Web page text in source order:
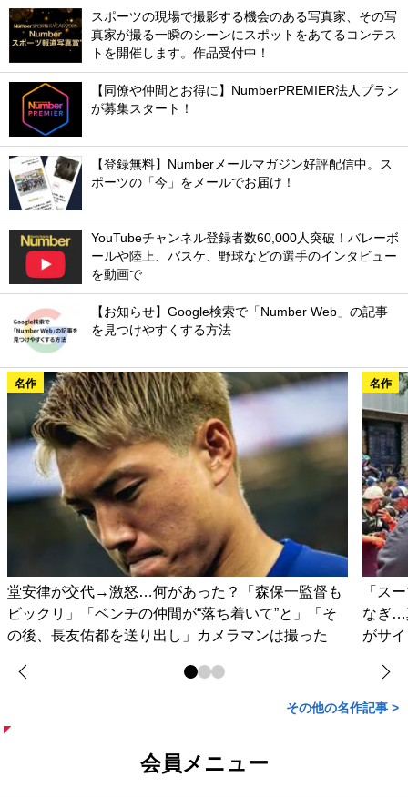
スポーツの現場で撮影する機会のある写真家、その写
真家が撮る一瞬のシーンにスポットをあてるコンテス
トを開催します。作品受付中！
【同僚や仲間とお得に】NumberPREMIER法人プラン
が募集スタート！
【登録無料】Numberメールマガジン好評配信中。ス
ポーツの「今」をメールでお届け！
YouTubeチャンネル登録者数60,000人突破！バレーボ
ールや陸上、バスケ、野球などの選手のインタビュー
を動画で
【お知らせ】Google検索で「Number Web」の記事
を見つけやすくする方法
名作
堂安律が交代→激怒…何があった？「森保一監督も
ビックリ」「ベンチの仲間が“落ち着いて”と」「そ
の後、長友佑都を送り出し」カメラマンは撮った
名作
「ス
なぎ…
がサ
その他の名作記事 >
会員メニュー